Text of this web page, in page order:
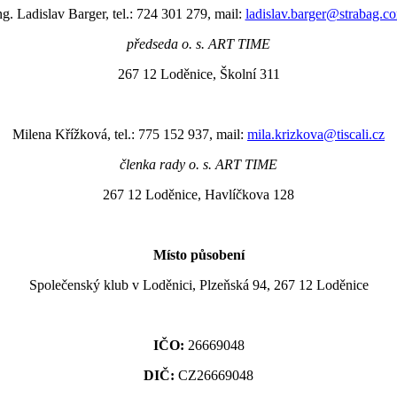
Ladislav Barger, tel.: 724 301 279, mail:
předseda o. s. ART TIME
267 12 Loděnice, Školní 311
Milena Křížková, tel.: 775 152 937, mail: mila.krizkova@tiscali.cz
členka rady o. s. ART TIME
267 12 Loděnice, Havlíčkova 128
Místo působení
Společenský klub v Loděnici, Plzeňská 94, 267 12 Loděnice
IČO: 26669048
DIČ: CZ26669048